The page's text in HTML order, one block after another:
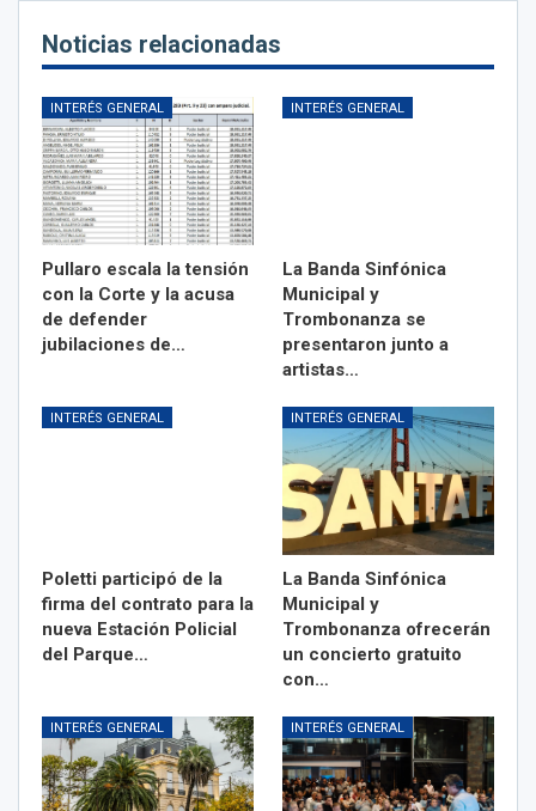
Noticias relacionadas
INTERÉS GENERAL
Pullaro escala la tensión
con la Corte y la acusa
de defender
jubilaciones de…
INTERÉS GENERAL
La Banda Sinfónica
Municipal y
Trombonanza se
presentaron junto a
artistas…
INTERÉS GENERAL
Poletti participó de la
firma del contrato para la
nueva Estación Policial
del Parque…
INTERÉS GENERAL
La Banda Sinfónica
Municipal y
Trombonanza ofrecerán
un concierto gratuito
con…
INTERÉS GENERAL INTERÉS GENERAL